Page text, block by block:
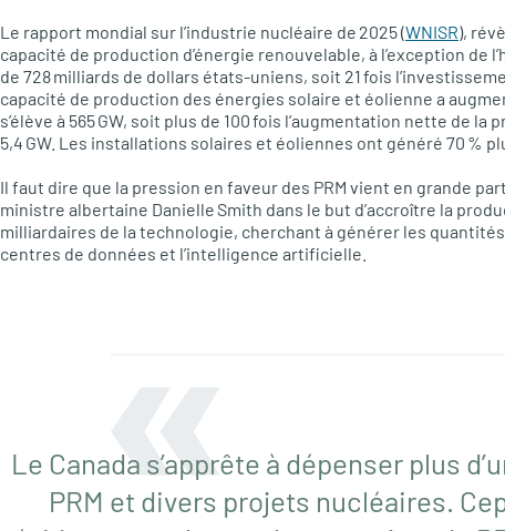
Le rapport mondial sur l’industrie nucléaire de 2025 (WNISR),
capacité de production d’énergie renouvelable, à l’exception
de 728 milliards de dollars états-uniens, soit 21 fois
capacité de production des énergies solaire et éolienne a
s’élève à 565 GW, soit plus de 100 fois l’augmentation nette de
5,4 GW. Les installations solaires et éoliennes ont généré 70 %
Il faut dire que la pression en faveur des PRM vient en grande
ministre albertaine Danielle Smith dans le but d’accroître la
milliardaires de la technologie, cherchant à générer les
centres de données et l’intelligence artificielle.
Le Canada s’apprête à dépenser plus
PRM et divers projets nucléaires.